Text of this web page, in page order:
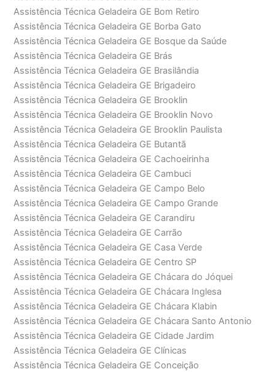
Assistência Técnica Geladeira GE Bom Retiro
Assistência Técnica Geladeira GE Borba Gato
Assistência Técnica Geladeira GE Bosque da Saúde
Assistência Técnica Geladeira GE Brás
Assistência Técnica Geladeira GE Brasilândia
Assistência Técnica Geladeira GE Brigadeiro
Assistência Técnica Geladeira GE Brooklin
Assistência Técnica Geladeira GE Brooklin Novo
Assistência Técnica Geladeira GE Brooklin Paulista
Assistência Técnica Geladeira GE Butantã
Assistência Técnica Geladeira GE Cachoeirinha
Assistência Técnica Geladeira GE Cambuci
Assistência Técnica Geladeira GE Campo Belo
Assistência Técnica Geladeira GE Campo Grande
Assistência Técnica Geladeira GE Carandiru
Assistência Técnica Geladeira GE Carrão
Assistência Técnica Geladeira GE Casa Verde
Assistência Técnica Geladeira GE Centro SP
Assistência Técnica Geladeira GE Chácara do Jóquei
Assistência Técnica Geladeira GE Chácara Inglesa
Assistência Técnica Geladeira GE Chácara Klabin
Assistência Técnica Geladeira GE Chácara Santo Antonio
Assistência Técnica Geladeira GE Cidade Jardim
Assistência Técnica Geladeira GE Clínicas
Assistência Técnica Geladeira GE Conceição